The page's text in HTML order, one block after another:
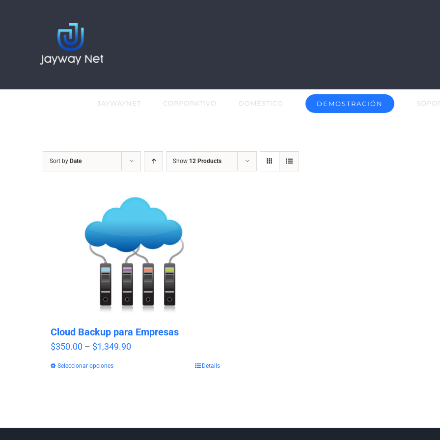
JAYWAYNET CORPORATIVO DOMÉSTICO DEMOSTRACIÓN
Sort by Date Show 12 Products
Cloud Backup para Empresas
$350.00 – $1,349.90
Seleccionar opciones Details